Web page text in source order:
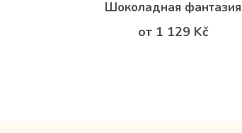
Шоколадная фантазия
от 1 129 Kč